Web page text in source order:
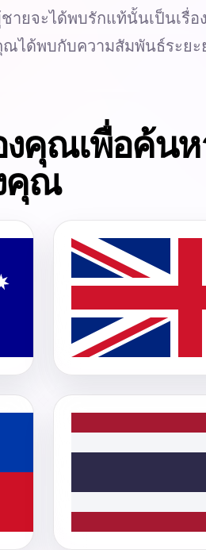
ายจะได้พบรักแท้นั้นเป็นเรื่
ได้พบกับความสัมพันธ์ระยะ
งคุณเพื่อค้น
คุณ